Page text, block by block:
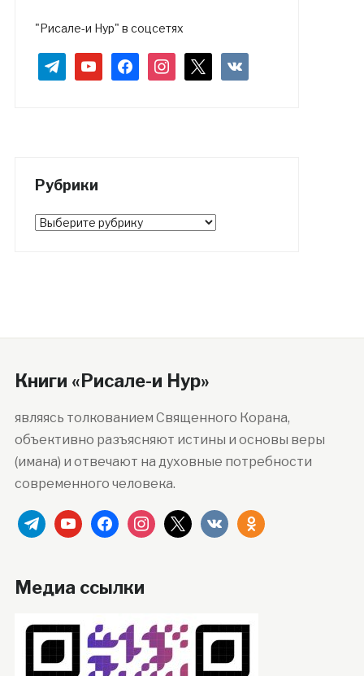
"Рисале-и Нур" в соцсетях
telegramyoutubefacebookinstagram vkontakte
Рубрики
Рубрики
Книги «Рисале-и Нур»
являясь толкованием Священного Корана,
объективно разъясняют истины и основы веры
(имана) и отвечают на духовные потребности
современного человека.
telegramyoutubefacebookinstagram
x vkontakteodnoklassniki
Медиа ссылки